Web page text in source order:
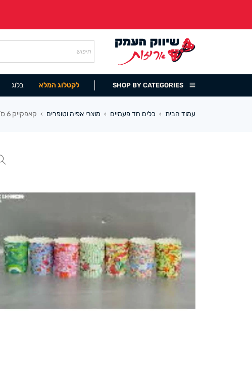
SHOP BY CATEGORIES לקטלוג המלא בלוג
עמוד הבית › כלים חד פעמיים › מוצרי אפיה וטופרים › קאפקייק 6 ס”מ (50 במארז)